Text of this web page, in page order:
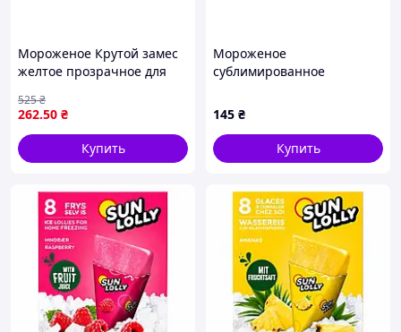
Мороженое Крутой замес
желтое прозрачное для
уникальным вкусом
MONSTERGUM
262.50 ₴
525₴
Купить
Мороженое
сублимированное
145 ₴
Купить